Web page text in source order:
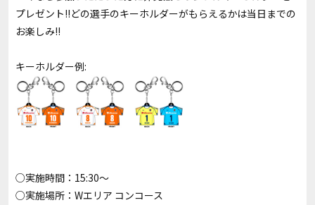
プレゼント!!どの選手のキーホルダーがもらえるかは当日までの
お楽しみ!!
キーホルダー例:
○実施時間：15:30～
○実施場所：Wエリア コンコース